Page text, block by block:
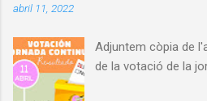
abril 11, 2022
Adjuntem còpia de
de la votació de la